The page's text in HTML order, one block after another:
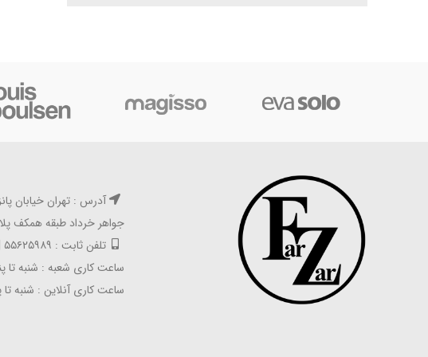
آدرس : تهران خیابان
جواهر خرداد طبقه همکف
تلفن ثابت : ۵۵۶۲۵۹۸۹ | ۵۵۶۲۶۰۱۶
ساعت کاری شعبه : شنبه تا
ساعت کاری آنلاین : شنبه تا